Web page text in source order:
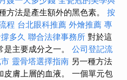
方法是產生額外的黑色素。 按
程 台北眼科推薦 外燴推薦 專
多久 聯合法律事務所 對於這
主要成分之一。 公司登記流
靈骨塔選擇指南 另一種方法
皮膚上層的血液。 一個單元包